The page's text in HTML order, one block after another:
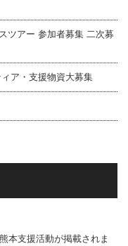
ツアー 参加者募集 二次募
ア・支援物資大募集
本支援活動が掲載されま